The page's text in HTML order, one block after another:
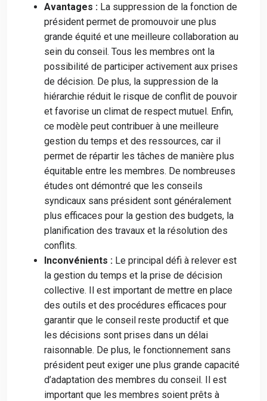
Avantages : La suppression de la fonction de
président permet de promouvoir une plus
grande équité et une meilleure collaboration au
sein du conseil. Tous les membres ont la
possibilité de participer activement aux prises
de décision. De plus, la suppression de la
hiérarchie réduit le risque de conflit de pouvoir
et favorise un climat de respect mutuel. Enfin,
ce modèle peut contribuer à une meilleure
gestion du temps et des ressources, car il
permet de répartir les tâches de manière plus
équitable entre les membres. De nombreuses
études ont démontré que les conseils
syndicaux sans président sont généralement
plus efficaces pour la gestion des budgets, la
planification des travaux et la résolution des
conflits.
Inconvénients : Le principal défi à relever est
la gestion du temps et la prise de décision
collective. Il est important de mettre en place
des outils et des procédures efficaces pour
garantir que le conseil reste productif et que
les décisions sont prises dans un délai
raisonnable. De plus, le fonctionnement sans
président peut exiger une plus grande capacité
d’adaptation des membres du conseil. Il est
important que les membres soient prêts à